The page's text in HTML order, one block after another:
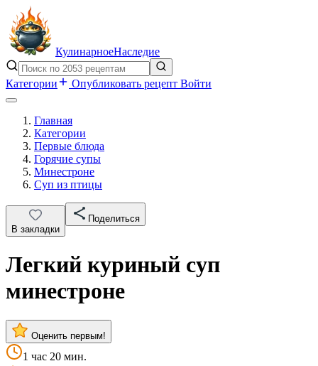
КулинарноеНаследие
Категории Опубликовать рецепт Войти
Главная
Категории
Первые блюда
Горячие супы
Минестроне
Суп из птицы
В закладки
Поделиться
Легкий куриный суп
минестроне
Оценить первым!
1 час 20 мин.